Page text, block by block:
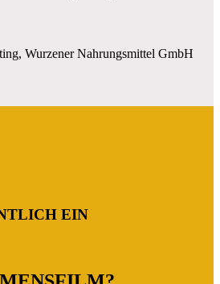
Wurzener Nahrungsmittel GmbH
EIN